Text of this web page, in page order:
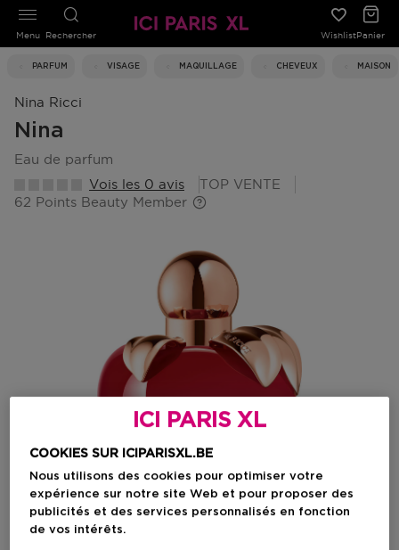
Rechercher WishlistPanier
PARFUM VISAGE MAQUILLAGE CHEVEUX MAISON
Menu
Nina Ricci
Nina
eau de parfum
Vois les 0 avis
TOP VENTE
62 Points Beauty Member
ICI PARIS XL
COOKIES SUR ICIPARISXL.BE
Nous utilisons des cookies pour optimiser votre
expérience sur notre site Web et pour proposer des
publicités et des services personnalisés en fonction
de vos intérêts.